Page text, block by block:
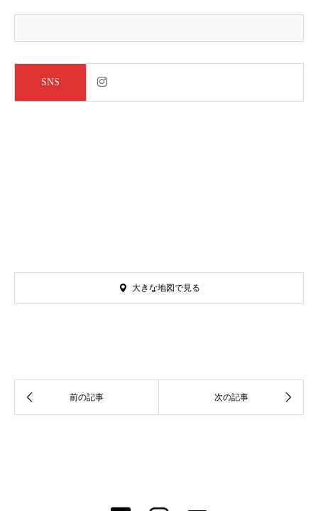
SNS
大きな地図で見る